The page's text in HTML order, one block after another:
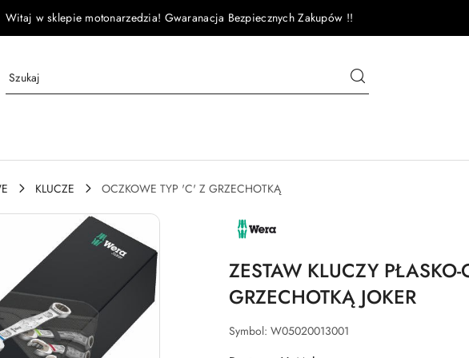
Witaj w sklepie motonarzedzia! Gwaranacja Bezpiecznych Zakupów !!
KLUCZE OCZKOWE TYP 'C' Z GRZECHOTKĄ
NAZWA
PRODUCENTA:
WERA
ZESTAW KLUCZY
GRZECHOTKĄ JOKER
Symbol: W05020013001